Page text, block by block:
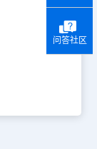
问答社区